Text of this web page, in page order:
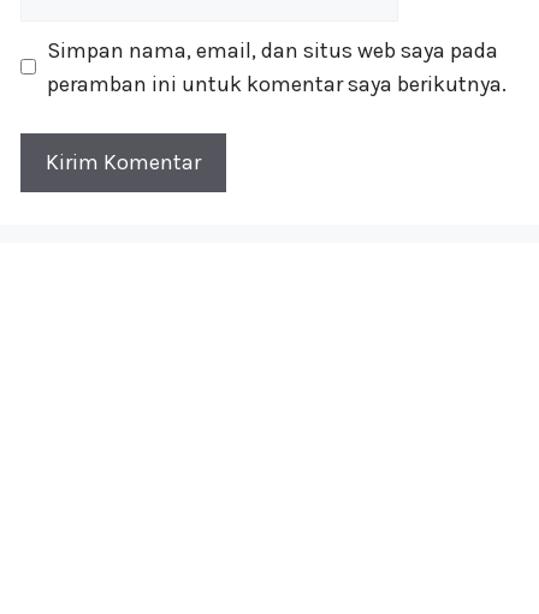
Simpan nama, email, dan situs web saya pada
peramban ini untuk komentar saya berikutnya.